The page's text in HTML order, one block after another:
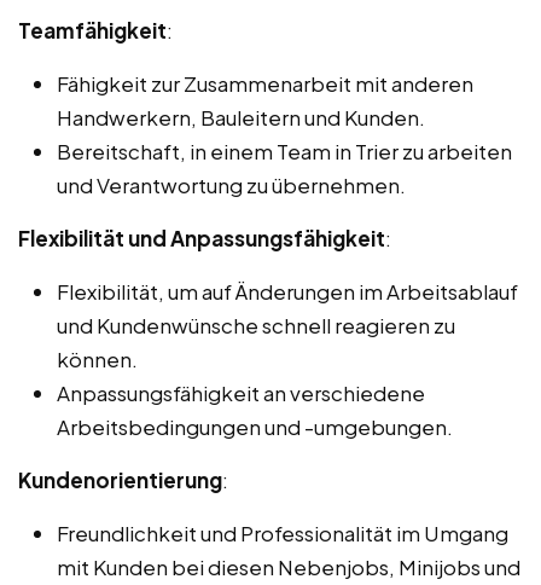
Teamfähigkeit:
Fähigkeit zur Zusammenarbeit mit anderen
Handwerkern, Bauleitern und Kunden.
Bereitschaft, in einem Team in Trier zu arbeiten
und Verantwortung zu übernehmen.
Flexibilität und Anpassungsfähigkeit:
Flexibilität, um auf Änderungen im Arbeitsablauf
und Kundenwünsche schnell reagieren zu
können.
Anpassungsfähigkeit an verschiedene
Arbeitsbedingungen und -umgebungen.
Kundenorientierung:
Freundlichkeit und Professionalität im Umgang
mit Kunden bei diesen Nebenjobs, Minijobs und